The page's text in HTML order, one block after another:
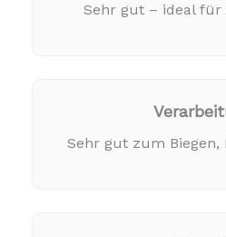
Sehr gut – ideal für
Sehr gut zum Biegen,